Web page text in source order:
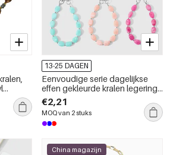
13-25 DAGEN
Eenvoudige serie dagelijkse
effen gekleurde kralen legering
telefoonketting
€2,21
MOQ van 2 stuks
China magazijn